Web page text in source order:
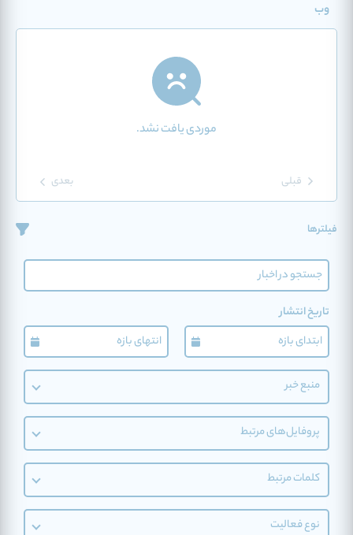
وب
موردی یافت نشد.
قبلی بعدی
فیلترها
تاریخ انتشار
منبع خبر
پروفایل‌های مرتبط
کلمات مرتبط
نوع فعالیت